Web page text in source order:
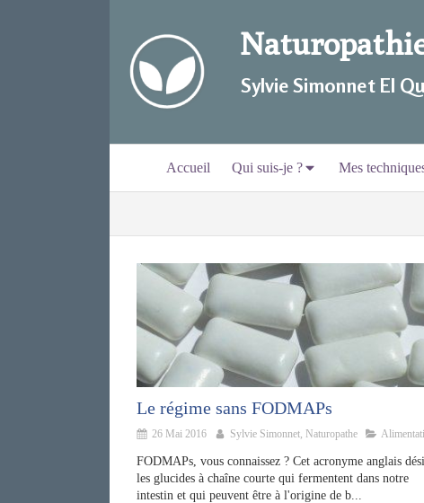
Sylvie Simonnet EI
Accueil Qui suis-je ? Mes
Le régime sans FODMAPs
26 Mai 2016 Sylvie Simonnet, Naturopathe
FODMAPs, vous connaissez ? Cet acronyme anglais
les glucides à chaîne courte qui fermentent dans notre
intestin et qui peuvent être à l'origine de b...